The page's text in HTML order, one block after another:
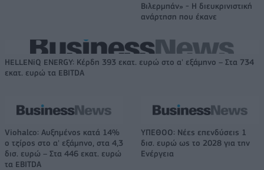
Βιλερμπάν» - Η διευκρινιστική
ανάρτηση που έκανε
HELLENiQ ENERGY: Κέρδη 393 εκατ. ευρώ στο α' εξάμηνο – Στα 734
εκατ. ευρώ τα EBITDA
Viohalco: Αυξημένος κατά 14%
ο τζίρος στο α' εξάμηνο, στα 4,3
δισ. ευρώ – Στα 446 εκατ. ευρώ
τα EBITDA
ΥΠΕΘΟΟ: Νέες επενδύσεις 1
δισ. ευρώ ως το 2028 για την
Ενέργεια